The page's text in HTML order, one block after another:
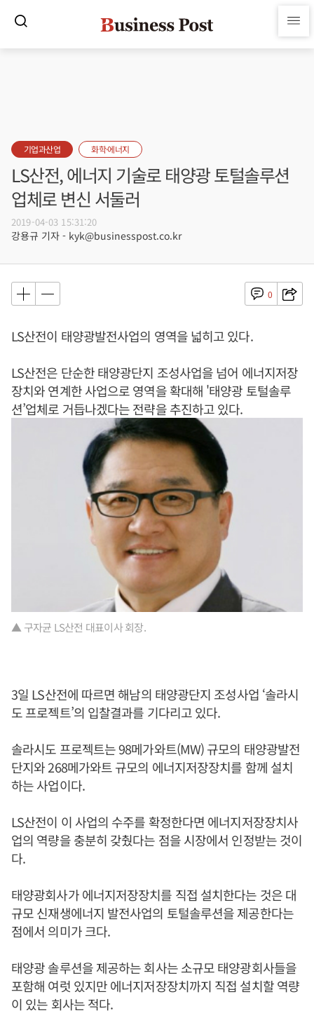
기업과산업 화학·에너지
LS산전, 에너지 기술로 태양광 토털솔루션
업체로 변신 서둘러
2019-04-03 15:31:20
강용규 기자 - kyk@businesspost.co.kr
0
LS산전이 태양광발전사업의 영역을 넓히고 있다.
LS산전은 단순한 태양광단지 조성사업을 넘어 에너지저장
장치와 연계한 사업으로 영역을 확대해 '태양광 토털솔루
션’업체로 거듭나겠다는 전략을 추진하고 있다.
▲ 구자균 LS산전 대표이사 회장.
3일 LS산전에 따르면 해남의 태양광단지 조성사업 ‘솔라시
도 프로젝트’의 입찰결과를 기다리고 있다.
솔라시도 프로젝트는 98메가와트(MW) 규모의 태양광발전
단지와 268메가와트 규모의 에너지저장장치를 함께 설치
하는 사업이다.
LS산전이 이 사업의 수주를 확정한다면 에너지저장장치사
업의 역량을 충분히 갖췄다는 점을 시장에서 인정받는 것이
다.
태양광회사가 에너지저장장치를 직접 설치한다는 것은 대
규모 신재생에너지 발전사업의 토털솔루션을 제공한다는
점에서 의미가 크다.
태양광 솔루션을 제공하는 회사는 소규모 태양광회사들을
포함해 여럿 있지만 에너지저장장치까지 직접 설치할 역량
이 있는 회사는 적다.